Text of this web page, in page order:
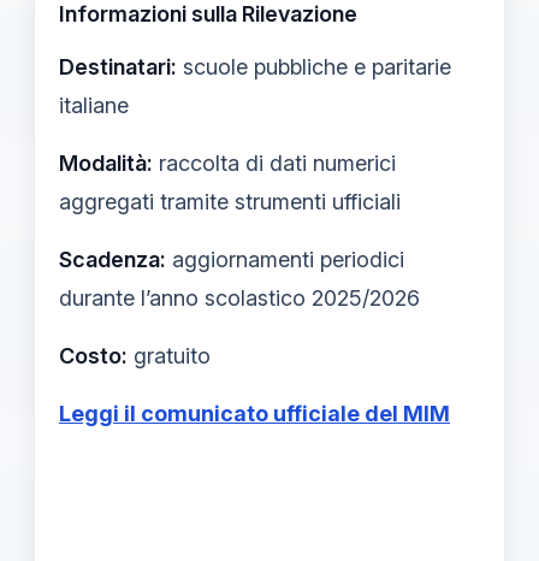
Informazioni sulla Rilevazione
Destinatari: scuole pubbliche e paritarie
italiane
Modalità: raccolta di dati numerici
aggregati tramite strumenti ufficiali
Scadenza: aggiornamenti periodici
durante l’anno scolastico 2025/2026
Costo: gratuito
Leggi il comunicato ufficiale del MIM